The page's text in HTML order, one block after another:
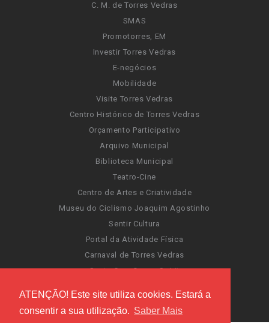
ATENÇÃO! Este site utiliza cookies. Estará a
consentir a sua utilização. Saber Mais
C. M. de Torres Vedras
SMAS
Promotorres, EM
Investir Torres Vedras
E-negócios
Mobilidade
Visite Torres Vedras
Centro Histórico de Torres Vedras
Orçamento Participativo
Arquivo Municipal
Biblioteca Municipal
Teatro-Cine
Centro de Artes e Criatividade
Museu do Ciclismo Joaquim Agostinho
Sentir Cultura
Portal da Atividade Física
Carnaval de Torres Vedras
Santa Cruz Ocean Spirit